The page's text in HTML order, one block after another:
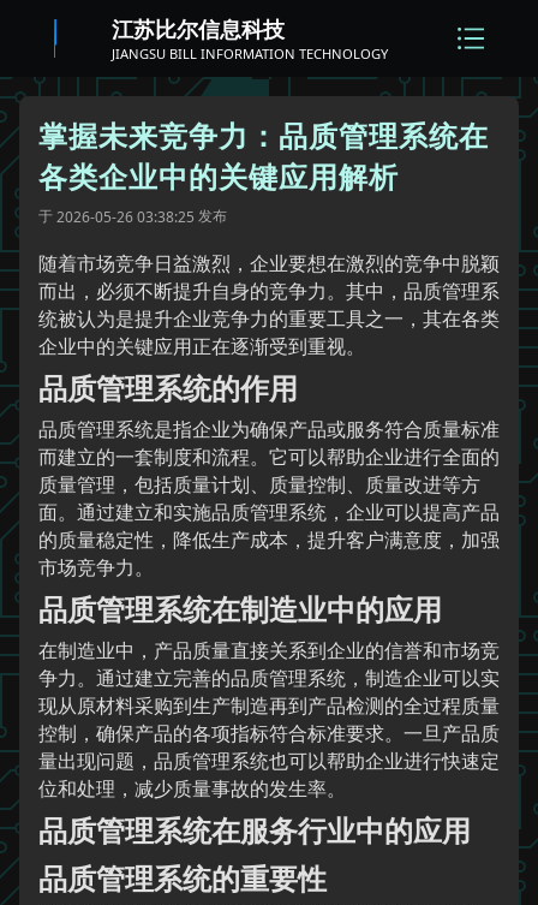
江苏比尔信息科技
JIANGSU BILL INFORMATION TECHNOLOGY
掌握未来竞争力：品质管理系统在
各类企业中的关键应用解析
于2026-05-26 03:38:25 发布
随着市场竞争日益激烈，企业要想在激烈的竞争中脱颖
而出，必须不断提升自身的竞争力。其中，品质管理系
统被认为是提升企业竞争力的重要工具之一，其在各类
企业中的关键应用正在逐渐受到重视。
品质管理系统的作用
品质管理系统是指企业为确保产品或服务符合质量标准
而建立的一套制度和流程。它可以帮助企业进行全面的
质量管理，包括质量计划、质量控制、质量改进等方
面。通过建立和实施品质管理系统，企业可以提高产品
的质量稳定性，降低生产成本，提升客户满意度，加强
市场竞争力。
品质管理系统在制造业中的应用
在制造业中，产品质量直接关系到企业的信誉和市场竞
争力。通过建立完善的品质管理系统，制造企业可以实
现从原材料采购到生产制造再到产品检测的全过程质量
控制，确保产品的各项指标符合标准要求。一旦产品质
量出现问题，品质管理系统也可以帮助企业进行快速定
位和处理，减少质量事故的发生率。
品质管理系统在服务行业中的应用
品质管理系统的重要性